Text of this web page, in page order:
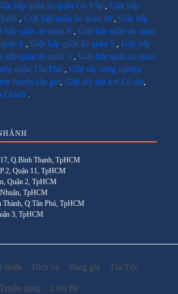
hấp quần áo quận Gò Vấp
Giặt hấp
Giặt hấp quần áo quận 10
Giặt hấp
hấp quần áo quận 8
Giặt hấp quần áo quận
6 Giặt hấp quần áo quận 5
Giặt hấp
hấp quần áo quận 3
Giặt hấp quần áo quận
quận Tân Phú
Giặt sấy công nghiệp
huyện cần giờ, Giặt sấy tận nơi Củ chi
Chánh
Q.Bình Thạnh, TpHCM
Quận 11, TpHCM
Quận 2, TpHCM
TpHCM
Thành, Q.Tân Phú, TpHCM
3, TpHCM
thiệu Dịch vụ Bảng giá Tin Tức
Tuyển dụng Liên Hệ